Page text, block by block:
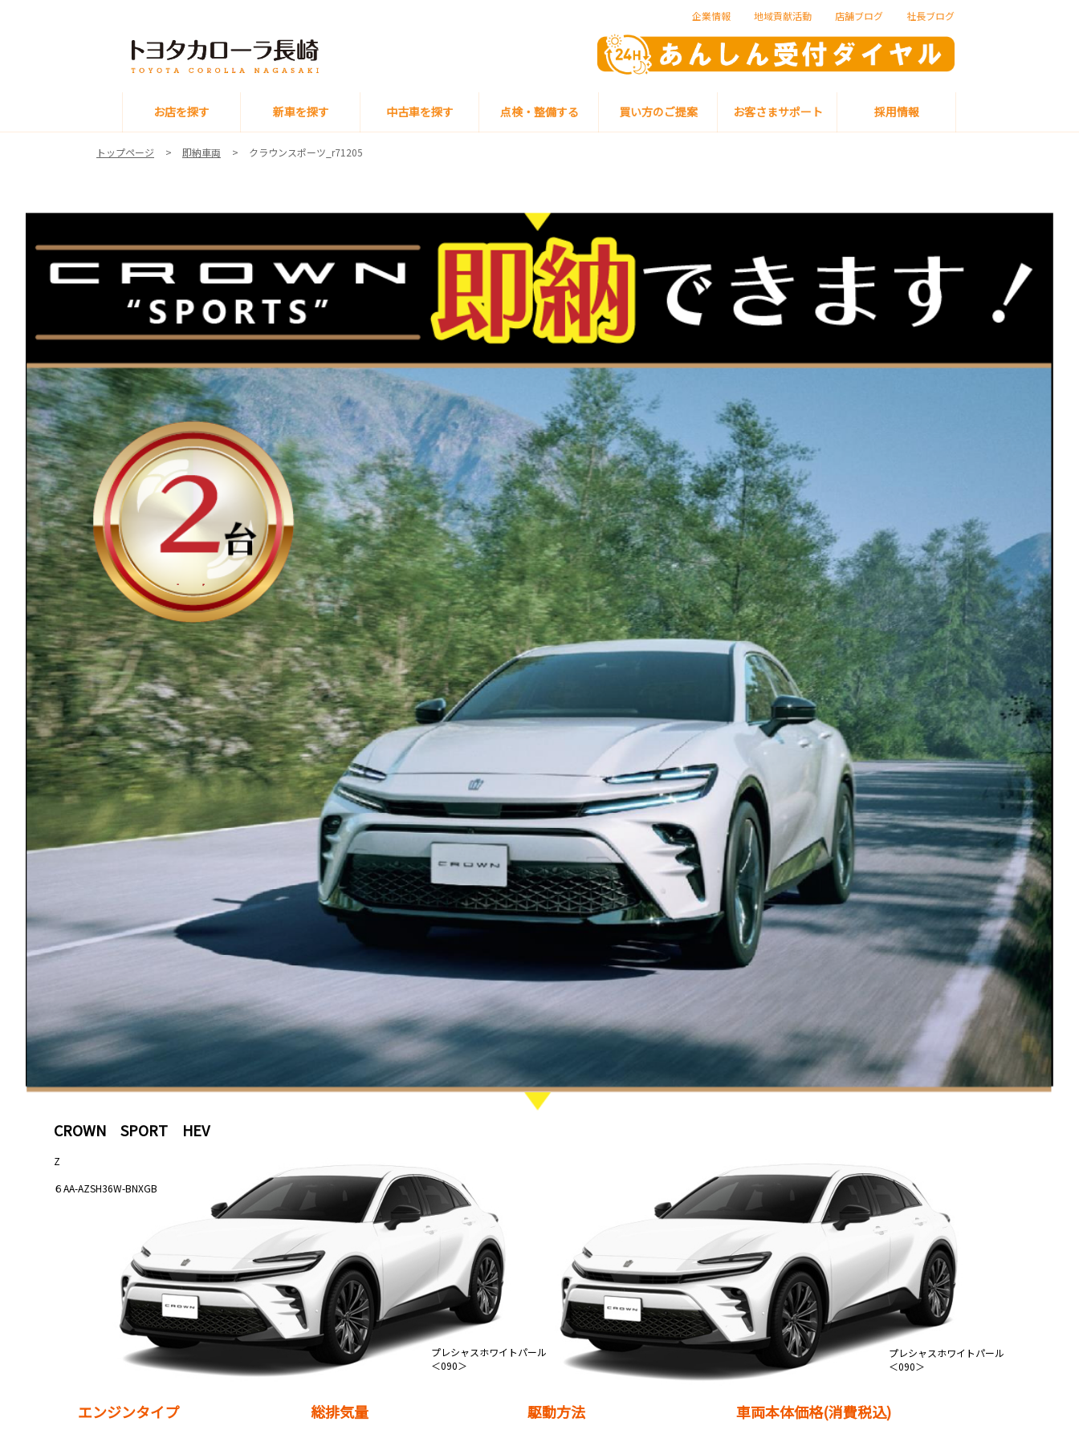
お店を探す 新車を探す 中古車を探す 点検・整備する 買い方のご提案 お客さまサポート 採用情報
企業情報 地域貢献活動 店舗ブログ 社長ブログ
トップページ 即納車両 クラウンスポーツ_r71205
CROWN　SPORT　HEV
Z
６AA-AZSH36W-BNXGB
プレシャスホワイトパール
＜090＞
プレシャスホワイトパール
＜090＞
エンジンタイプ 総排気量 駆動方法 車両本体価格(消費税込)